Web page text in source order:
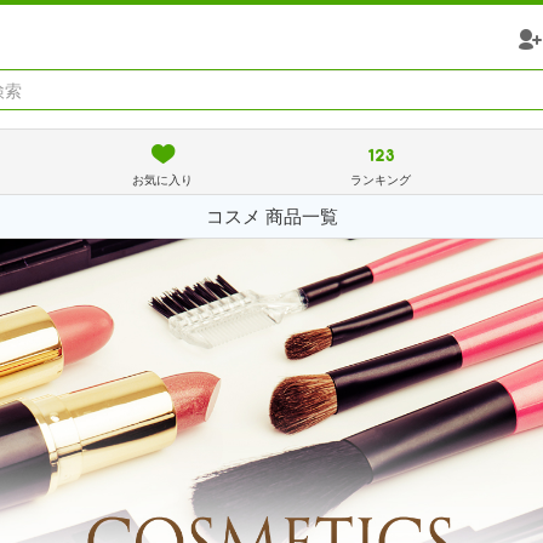
お気に入り ランキング
コスメ 商品一覧